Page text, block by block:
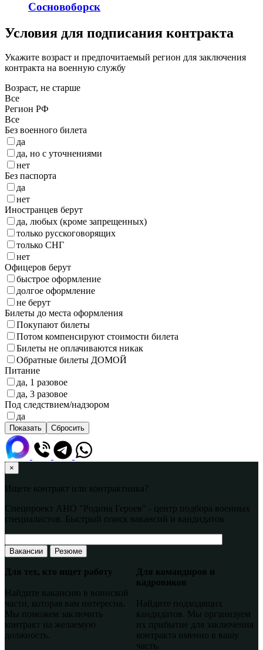
Сосновоборск
Условия для подписания контракта
Укажите возраст и предпочитаемый регион для заключения
контракта на военную службу
Возраст, не старше
Все
Регион РФ
Все
Без военного билета
да
да, но с уточнениями
нет
Без паспорта
да
нет
Иностранцев берут
да, любых (кроме запрещенных)
только русскоговорящих
только СНГ
нет
Офицеров берут
быстрое оформление
долгое оформление
не берут
Билеты до места оформления
Покупают билеты
Потом компенсируют стоимости билета
Билеты не оплачиваются никак
Обратные билеты ДОМОЙ
Питание
да, 1 разовое
да, 3 разовое
Под следствием/надзором
да
×
Ищете контракт или контрактника?
Спецпроект АНО "Родина Героев" - центр подбора военных
специалистов. Быстрый поиск вакансий и кандидатов
Вакансии Резюме
Для тех, кто ищет работу
Найдите вакансию в воинской
части, которая вам интересна.
Мы поможем заключить
контракт на желаемую
должность.
Для командиров и
кадровиков
Найдите подходящих
кандидатов. Мы организуем
их прибытие для заключения
контракта именно в вашу
часть.